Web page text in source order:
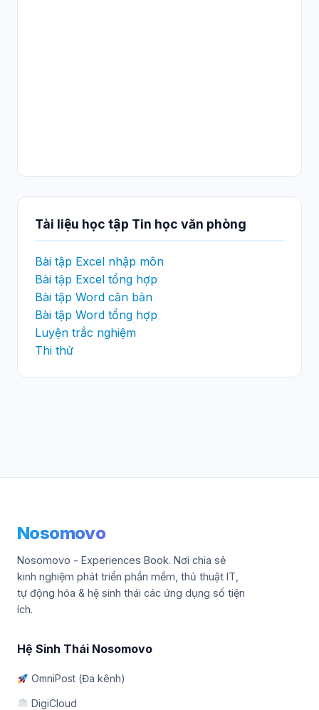
Tài liệu học tập Tin học văn phòng
Bài tập Excel nhập môn
Bài tập Excel tổng hợp
Bài tập Word căn bản
Bài tập Word tổng hợp
Luyện trắc nghiệm
Thi thử
Nosomovo
Nosomovo - Experiences Book. Nơi chia sẻ
kinh nghiệm phát triển phần mềm, thủ thuật IT,
tự động hóa & hệ sinh thái các ứng dụng số tiện
ích.
Hệ Sinh Thái Nosomovo
OmniPost (Đa kênh)
DigiCloud